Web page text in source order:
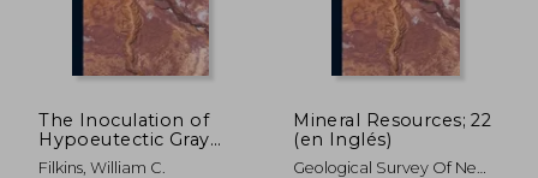
$ 34.66 $
The Inoculation of
Hypoeutectic Gray
Cast Iron. (en Inglés)
Filkins, William C.
Mineral Resources; 22
(en Inglés)
Geological Survey Of New